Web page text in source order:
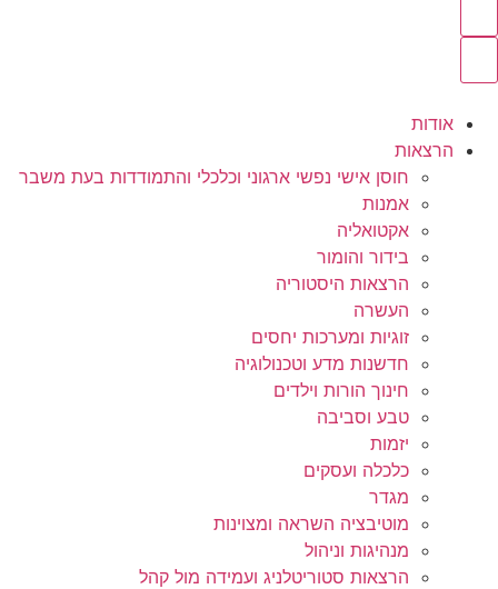
אודות
הרצאות
חוסן אישי נפשי ארגוני וכלכלי והתמודדות בעת משבר
אמנות
אקטואליה
בידור והומור
הרצאות היסטוריה
העשרה
זוגיות ומערכות יחסים
חדשנות מדע וטכנולוגיה
חינוך הורות וילדים
טבע וסביבה
יזמות
כלכלה ועסקים
מגדר
מוטיבציה השראה ומצוינות
מנהיגות וניהול
הרצאות סטוריטלניג ועמידה מול קהל